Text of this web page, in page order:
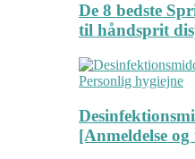
De 8 bedste
til håndsprit
Personlig hygiejne
[Anmeldelse og